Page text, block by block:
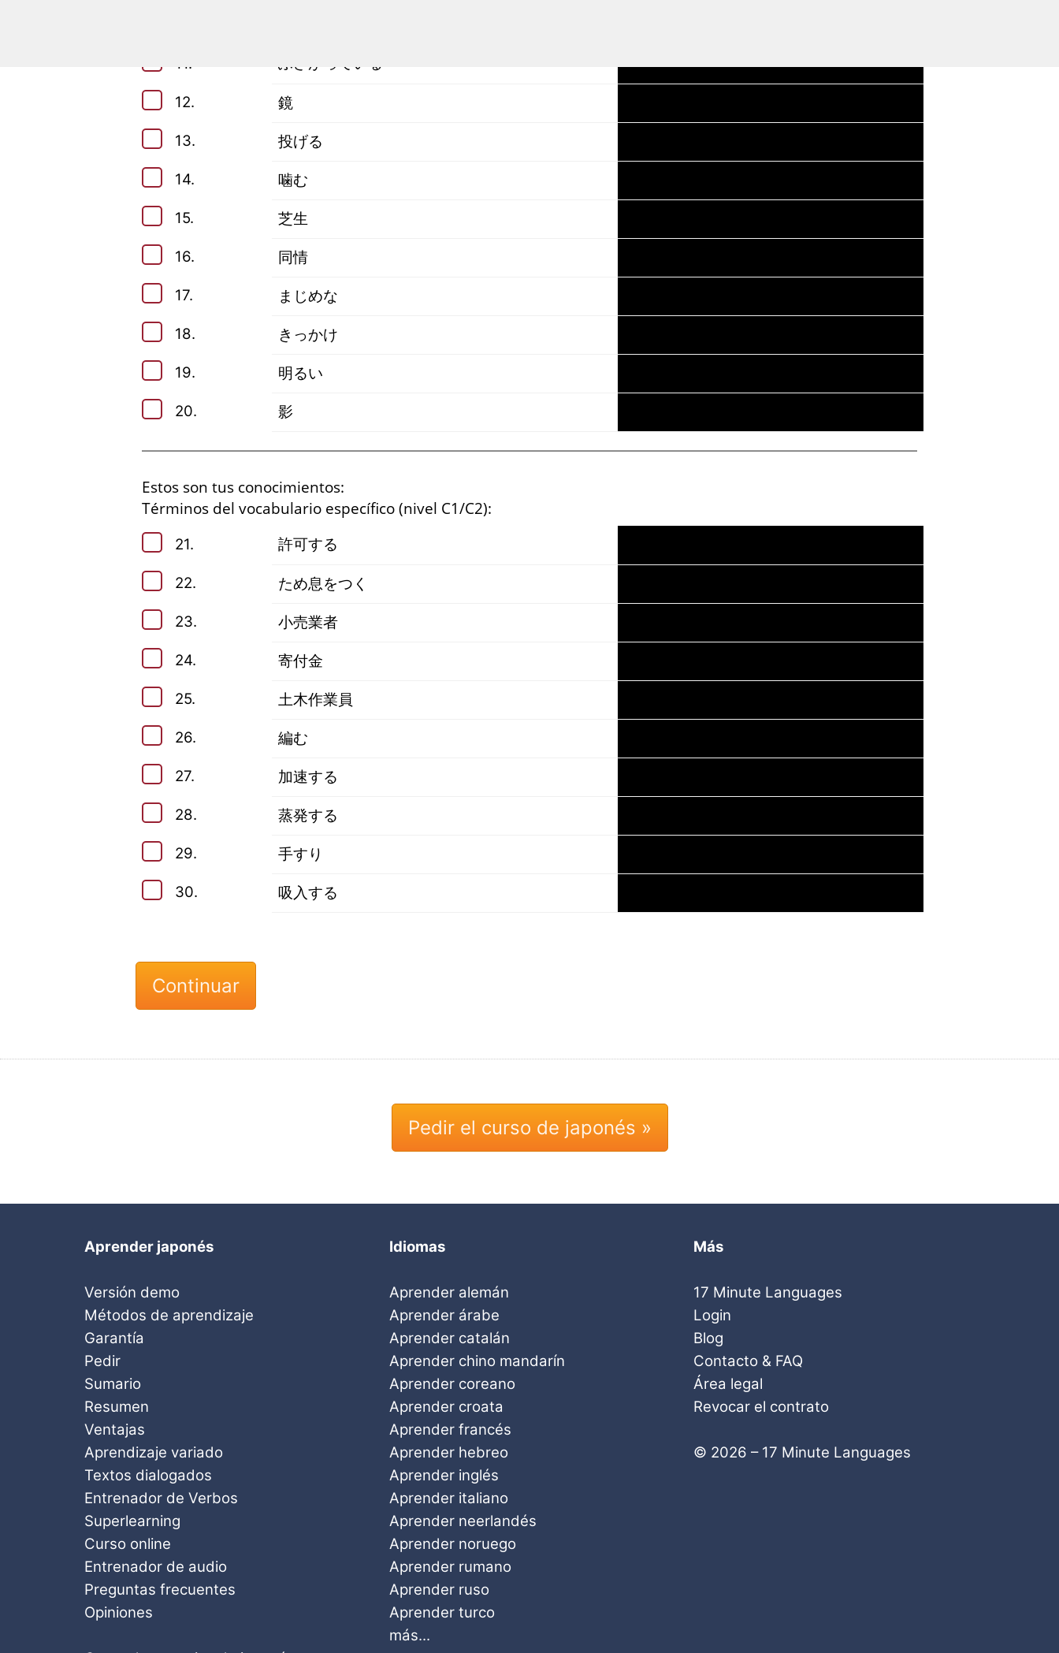
11. ふさがっている
12. 鏡
13. 投げる
14. 噛む
15. 芝生
16. 同情
17. まじめな
18. きっかけ
19. 明るい
20. 影
Estos son tus conocimientos:
Términos del vocabulario específico (nivel C1/C2):
21. 許可する
22. ため息をつく
23. 小売業者
24. 寄付金
25. 土木作業員
26. 編む
27. 加速する
28. 蒸発する
29. 手すり
30. 吸入する
Pedir el curso de japonés »
Aprender japonés
Versión demo
Métodos de aprendizaje
Garantía
Pedir
Sumario
Resumen
Ventajas
Aprendizaje variado
Textos dialogados
Entrenador de Verbos
Superlearning
Curso online
Entrenador de audio
Preguntas frecuentes
Opiniones
Idiomas
Aprender alemán
Aprender árabe
Aprender catalán
Aprender chino mandarín
Aprender coreano
Aprender croata
Aprender francés
Aprender hebreo
Aprender inglés
Aprender italiano
Aprender neerlandés
Aprender noruego
Aprender rumano
Aprender ruso
Aprender turco
más...
Más
17 Minute Languages
Login
Blog
Contacto & FAQ
Área legal
Revocar el contrato
© 2026 – 17 Minute Languages